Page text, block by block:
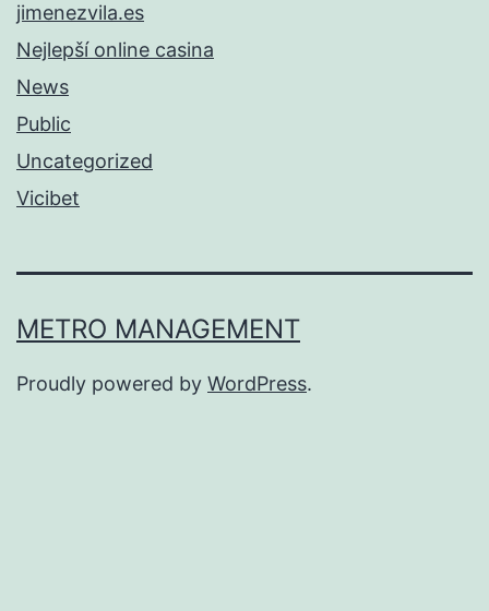
jimenezvila.es
Nejlepší online casina
News
Public
Uncategorized
Vicibet
METRO MANAGEMENT
Proudly powered by WordPress.